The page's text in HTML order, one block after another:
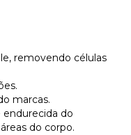
removendo células
marcas.
endurecida do
do corpo.